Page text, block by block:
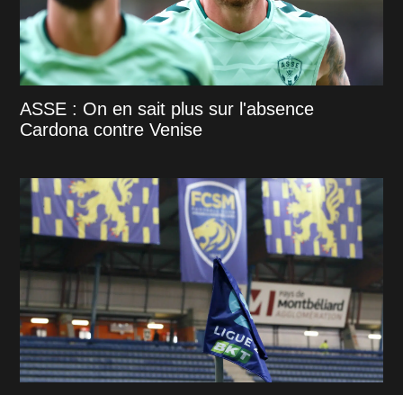
ASSE : On en sait plus sur l'absence
Cardona contre Venise